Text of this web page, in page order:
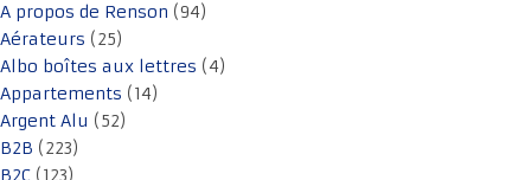
A propos de Renson (94)
Aérateurs (25)
Albo boîtes aux lettres (4)
Appartements (14)
Argent Alu (52)
B2B (223)
B2C (123)